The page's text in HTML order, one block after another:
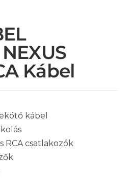
Kábel
kábel
RCA csatlakozók